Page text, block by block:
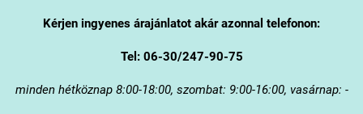
Kérjen ingyenes árajánlatot akár azonnal telefonon:
Tel: 06-30/247-90-75
minden hétköznap 8:00-18:00, szombat: 9:00-16:00, vasárnap: -